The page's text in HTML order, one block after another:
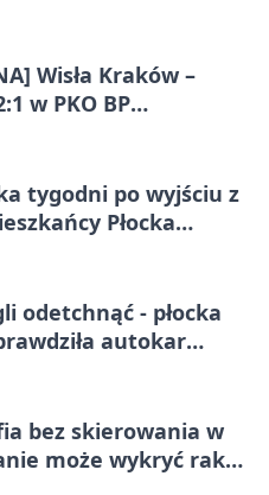
Wisła Kraków –
w PKO BP
przed przerwą
tygodni po wyjściu z
Płocka
odetchnąć - płocka
autokar
bez skierowania w
może wykryć raka,